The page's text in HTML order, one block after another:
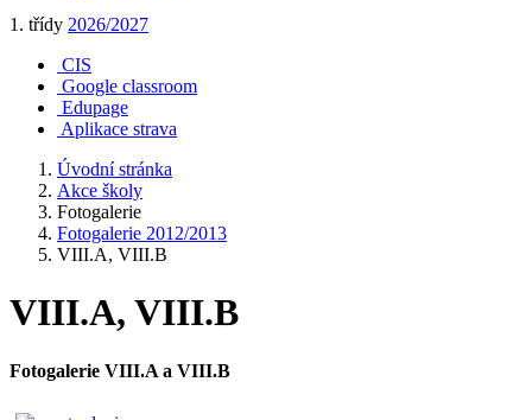
1. třídy 2026/2027
CIS
Google classroom
Edupage
Aplikace strava
Úvodní stránka
Akce školy
Fotogalerie
Fotogalerie 2012/2013
VIII.A, VIII.B
VIII.A, VIII.B
Fotogalerie VIII.A a VIII.B